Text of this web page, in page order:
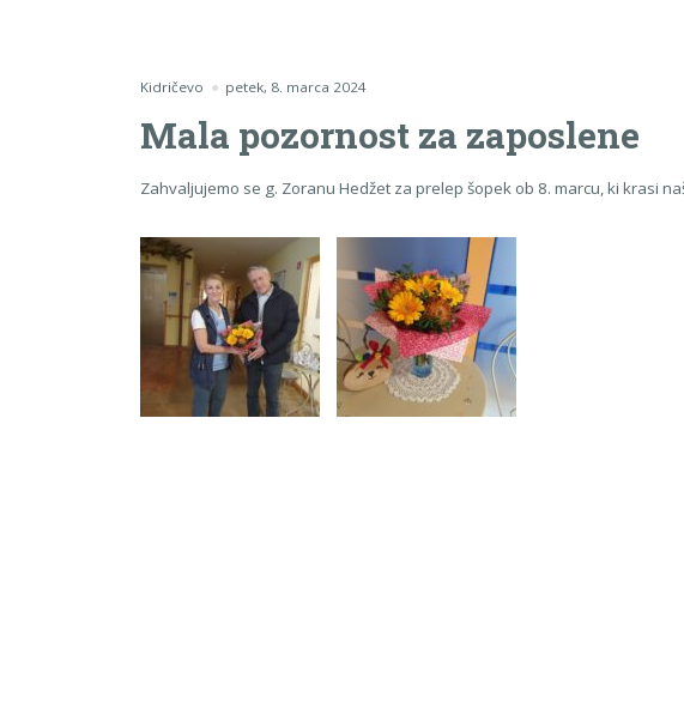
Kidričevo petek, 8. marca 2024
Mala pozornost za zaposlene
Zahvaljujemo se g. Zoranu Hedžet za prelep šopek ob 8. marcu, ki krasi